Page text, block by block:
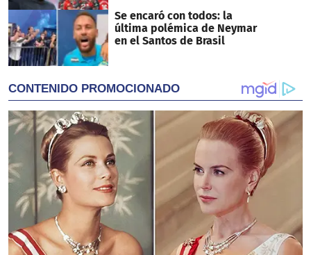
Se encaró con todos: la
última polémica de Neymar
en el Santos de Brasil